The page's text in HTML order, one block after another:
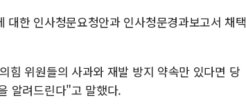
한 인사청문요청안과 인사청문경과보고서 채택
힘 위원들의 사과와 재발 방지 약속만 있다면 당
알려드린다"고 말했다.